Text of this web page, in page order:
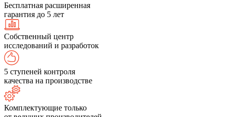
Бесплатная расширенная
гарантия до 5 лет
Собственный центр
исследований и разработок
5 ступеней контроля
качества на производстве
Комплектующие только